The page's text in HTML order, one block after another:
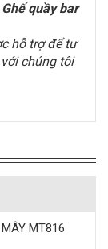
Ghế quầy bar
hỗ trợ để tư
chúng tôi
MT816